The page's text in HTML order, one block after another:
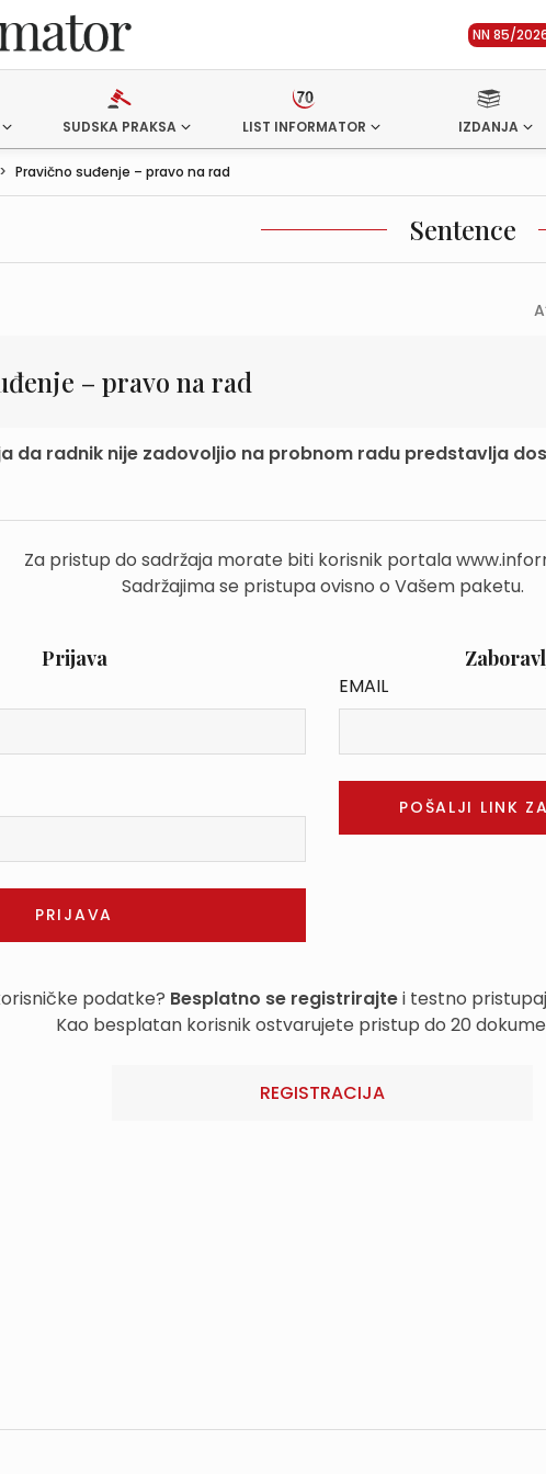
NN 85/
SUDSKA PRAKSA LIST INFORMATOR IZDANJA
> Pravično suđenje – pravo na rad
Sentence
A
– pravo na rad
da radnik nije zadovoljio na probnom radu predstavlja
Za pristup do sadržaja morate biti korisnik portala
Sadržajima se pristupa ovisno o Vašem paketu.
Prijava
EMAIL
podatke? Besplatno se registrirajtei testno
Kao besplatan korisnik ostvarujete pristup do 20
REGISTRACIJA